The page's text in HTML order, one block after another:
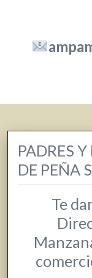
PADRES
DE PEÑA
Te